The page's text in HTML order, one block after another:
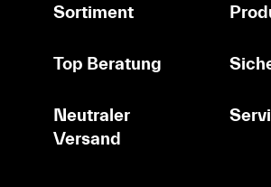
Sortiment
Top Beratung
Neutraler
Versand